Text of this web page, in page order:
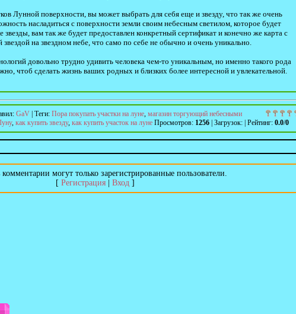
Лунной поверхности, вы может выбрать для себя еще и звезду, что так же очень
насладиться с поверхности земли своим небесным светилом, которое будет
звезды, вам так же будет предоставлен конкретный сертификат и конечно же карта с
на звездном небе, что само по себе не обычно и очень уникально.
довольно трудно удивить человека чем-то уникальным, но именно такого рода
чтоб сделать жизнь ваших родных и близких более интересной и увлекательной.
: GaV Теги: Пора покупать участки на луне, магазин торгующий небесными
, как купить звезду, как купить участок на луне Просмотров: 1256 Загрузок: Рейтинг: 0.0/0
комментарии могут только зарегистрированные пользователи.
[ Регистрация| Вход]